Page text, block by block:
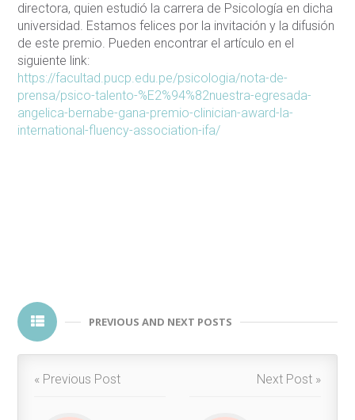
directora, quien estudió la carrera de Psicología en dicha
universidad. Estamos felices por la invitación y la difusión
de este premio. Pueden encontrar el artículo en el
siguiente link:
https://facultad.pucp.edu.pe/psicologia/nota-de-
prensa/psico-talento-%E2%94%82nuestra-egresada-
angelica-bernabe-gana-premio-clinician-award-la-
international-fluency-association-ifa/
PREVIOUS AND NEXT POSTS
« Previous Post Next Post »